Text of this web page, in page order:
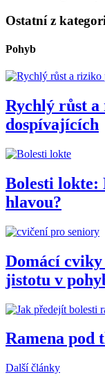
Ostatní z
Pohyb
Rychlý růst
dospívajících
Bolesti lokte:
hlavou?
Domácí
jistotu v
Ramena pod
Další články